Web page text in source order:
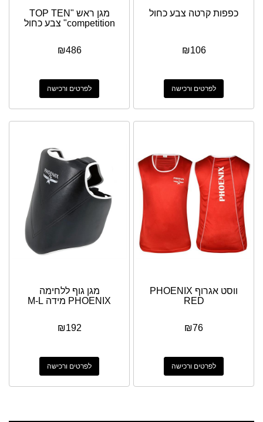
כפפות קרטה צבע כחול
₪106
לפרטים ורכישה
מגן ראש "TOP TEN
"competition צבע כחול
₪486
לפרטים ורכישה
ווסט אגרוף PHOENIX
RED
₪76
לפרטים ורכישה
מגן גוף ללחימה
PHOENIX מידה M-L
₪192
לפרטים ורכישה